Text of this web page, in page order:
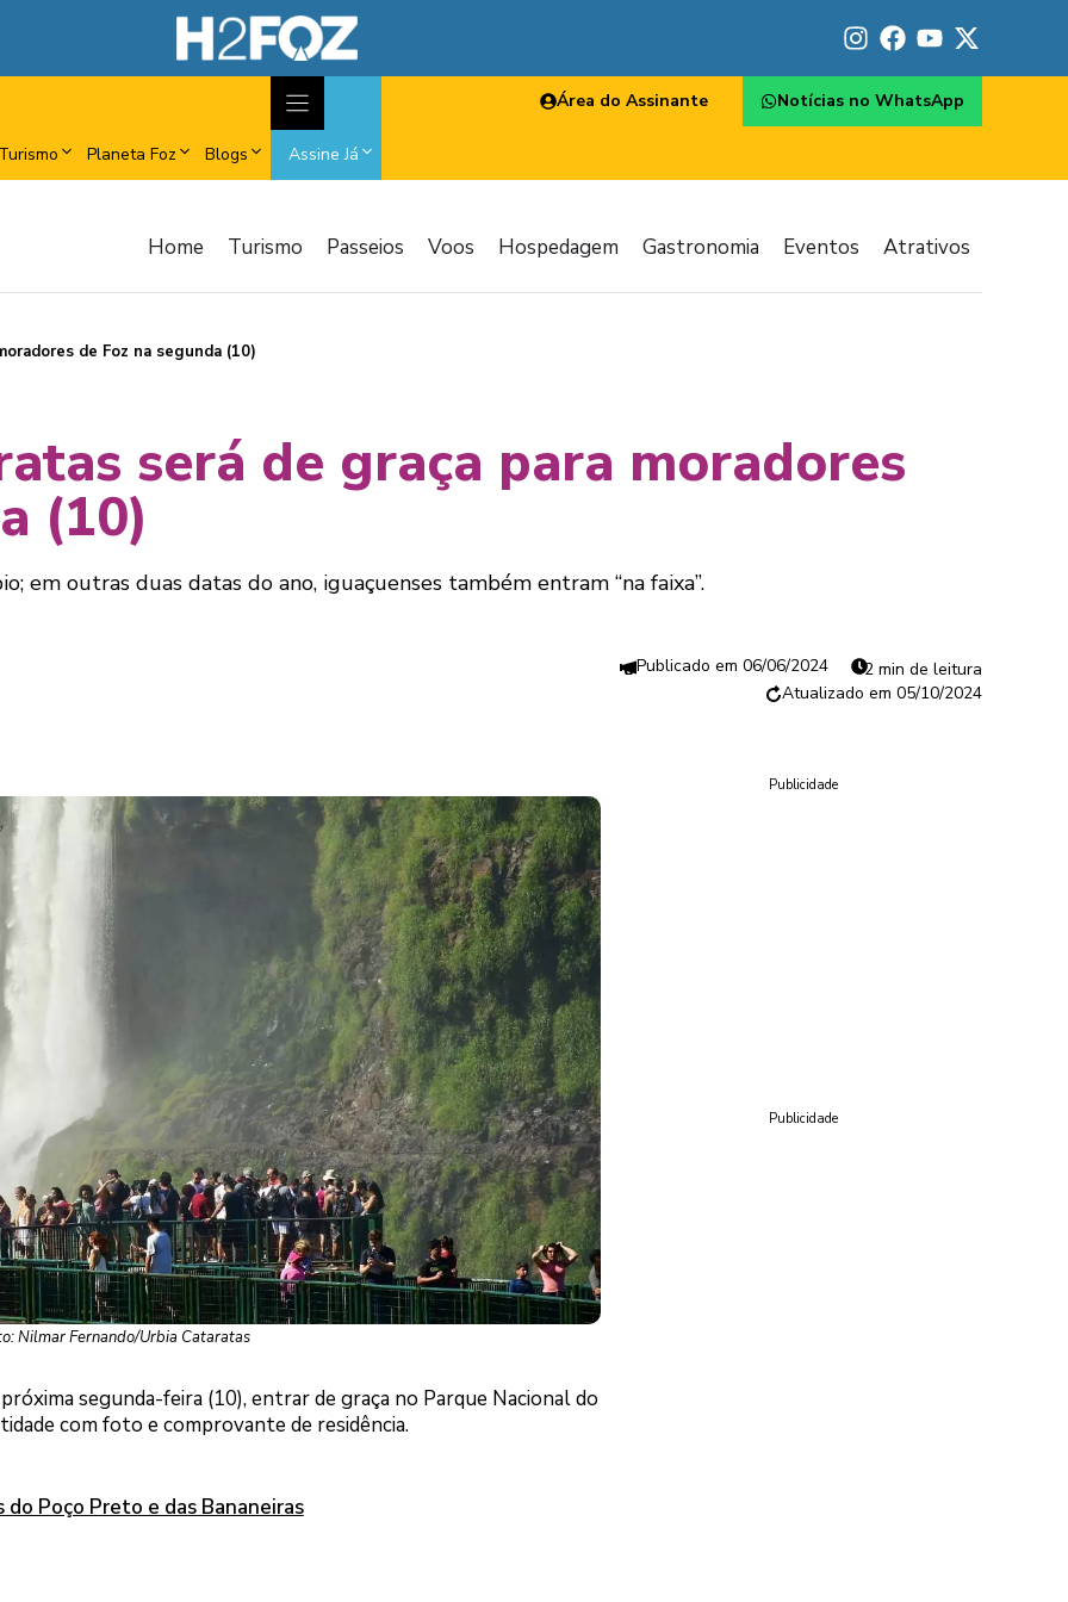
Planeta Foz Blogs Assine Já
Área do Assinante Notícias no WhatsApp
Home Turismo Passeios Voos Hospedagem Gastronomia Eventos Atrativos
de Foz na segunda (10)
será de graça para moradores
(10)
em outras duas datas do ano, iguaçuenses também entram “na faixa”.
06/06/2024
2 min de leitura
05/10/2024
Nilmar Fernando/Urbia Cataratas
segunda-feira (10), entrar de graça no Parque Nacional do
com foto e comprovante de residência.
Poço Preto e das Bananeiras
Publicidade
Publicidade